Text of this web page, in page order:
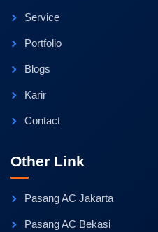
Service
Portfolio
Blogs
Karir
Contact
Other Link
Pasang AC Jakarta
Pasang AC Bekasi